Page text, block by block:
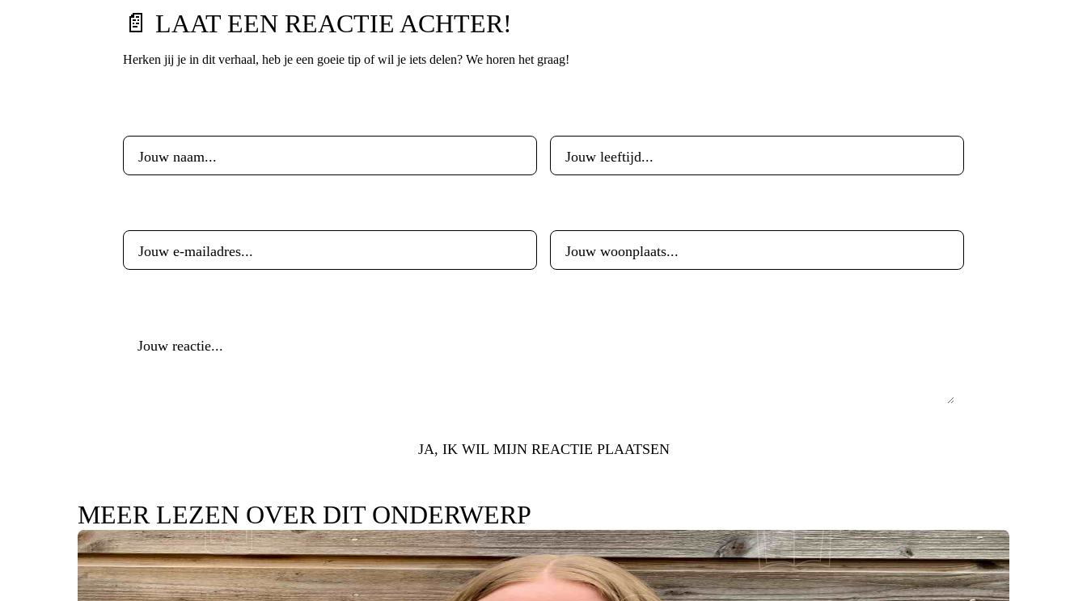
📄 LAAT EEN REACTIE ACHTER!
Herken jij je in dit verhaal, heb je een goeie tip of wil je iets delen? We horen het graag!
JA, IK WIL MIJN REACTIE PLAATSEN
MEER LEZEN OVER DIT ONDERWERP